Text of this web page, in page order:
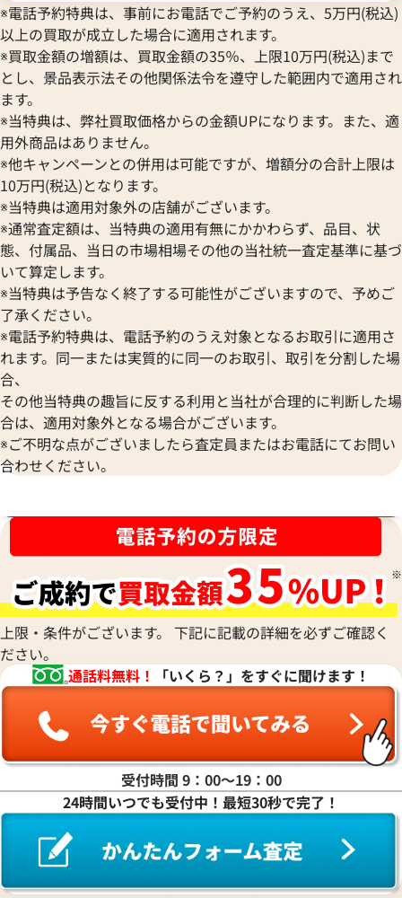
ルイ・ヴィトン エピ ポルトビエカルトク
レディモネ 財布 M63542
参考買取価格
21,000 円
2025年10月17日時点
ルイ・ヴィトン
トフォイユエミリ
M62941
参考買取価格
2026年4月17日時
ルイ・ヴィトン モノグラムマカサー ポル
トフォイユタノン 財布 M93800
17,000
2025年8月3日時点
ルイ・ヴィトン
エトレゾール 財布
※電話予約特典は、事前にお電話でご予約のうえ、5万円(税込)
以上の買取が成立した場合に適用されます。
※買取金額の増額は、買取金額の35％、上限10万円(税込)まで
とし、景品表示法その他関係法令を遵守した範囲内で適用され
ます。
※当特典は、弊社買取価格からの金額UPになります。また、適
用外商品はありません。
※他キャンペーンとの併用は可能ですが、増額分の合計上限は
10万円(税込)となります。
※当特典は適用対象外の店舗がございます。
※通常査定額は、当特典の適用有無にかかわらず、品目、状
態、付属品、当日の市場相場その他の当社統一査定基準に基づ
いて算定します。
※当特典は予告なく終了する可能性がございますので、予めご
了承ください。
※電話予約特典は、電話予約のうえ対象となるお取引に適用さ
れます。同一または実質的に同一のお取引、取引を分割した場
合、
その他当特典の趣旨に反する利用と当社が合理的に判断した場
合は、適用対象外となる場合がございます。
※ご不明な点がございましたら査定員またはお電話にてお問い
合わせください。
上限・条件がございます。 下記に記載の詳細を必ずご確認く
ださい。
通話料無料！
「いくら？」をすぐに聞けます！
受付時間 9：00〜19：00
24時間いつでも受付中！最短30秒で完了！